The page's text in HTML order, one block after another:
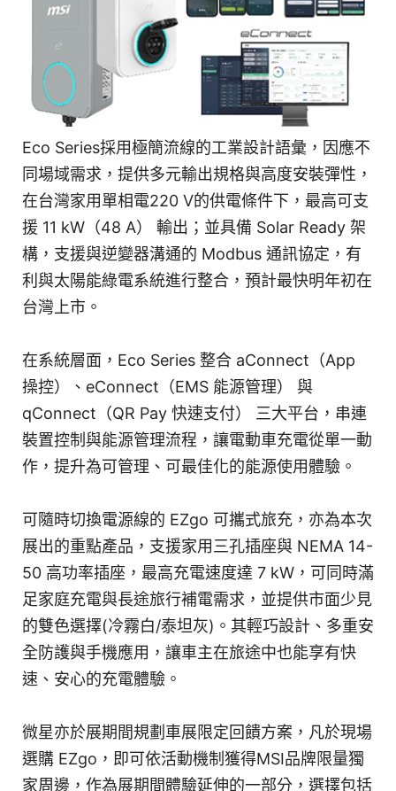
Eco Series採用極簡流線的工業設計語彙，因應不
同場域需求，提供多元輸出規格與高度安裝彈性，
在台灣家用單相電220 V的供電條件下，最高可支
援 11 kW（48 A） 輸出；並具備 Solar Ready 架
構，支援與逆變器溝通的 Modbus 通訊協定，有
利與太陽能綠電系統進行整合，預計最快明年初在
台灣上市。
在系統層面，Eco Series 整合 aConnect（App
操控）、eConnect（EMS 能源管理） 與
qConnect（QR Pay 快速支付） 三大平台，串連
裝置控制與能源管理流程，讓電動車充電從單一動
作，提升為可管理、可最佳化的能源使用體驗。
可隨時切換電源線的 EZgo 可攜式旅充，亦為本次
展出的重點產品，支援家用三孔插座與 NEMA 14-
50 高功率插座，最高充電速度達 7 kW，可同時滿
足家庭充電與長途旅行補電需求，並提供市面少見
的雙色選擇(冷霧白/泰坦灰)。其輕巧設計、多重安
全防護與手機應用，讓車主在旅途中也能享有快
速、安心的充電體驗。
微星亦於展期間規劃車展限定回饋方案，凡於現場
選購 EZgo，即可依活動機制獲得MSI品牌限量獨
家周邊，作為展期間體驗延伸的一部分，選擇包括